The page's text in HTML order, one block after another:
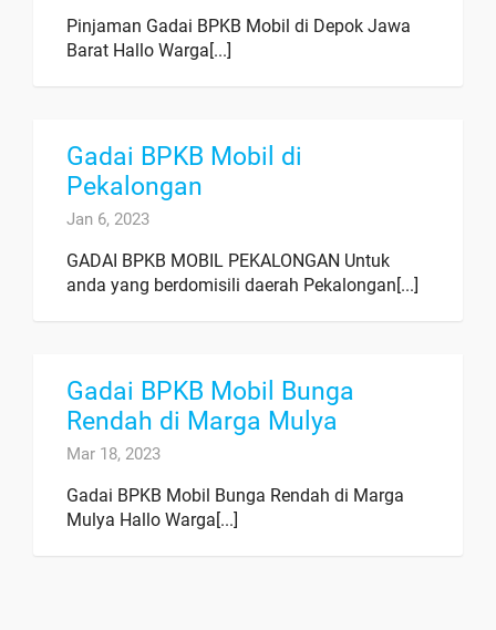
Pinjaman Gadai BPKB Mobil di Depok Jawa
Barat Hallo Warga[...]
Gadai BPKB Mobil di
Pekalongan
Jan 6, 2023
GADAI BPKB MOBIL PEKALONGAN Untuk
anda yang berdomisili daerah Pekalongan[...]
Gadai BPKB Mobil Bunga
Rendah di Marga Mulya
Mar 18, 2023
Gadai BPKB Mobil Bunga Rendah di Marga
Mulya Hallo Warga[...]